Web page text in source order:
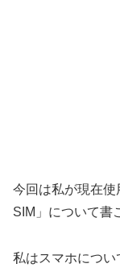
今回は私が現在
SIM」について書
私はスマホについ